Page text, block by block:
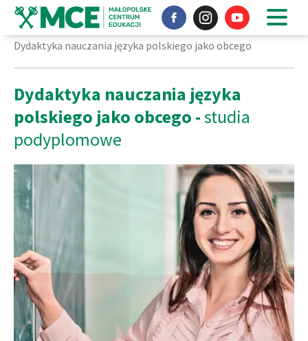
Nasz profil na Facebook'u
InstagramNasz profil
Strona główna Studia podyplomowe
Kierunki studiów
Dydaktyka nauczania języka polskiego jako obcego
Dydaktyka nauczania języka
polskiego jako obcego -studia
podyplomowe